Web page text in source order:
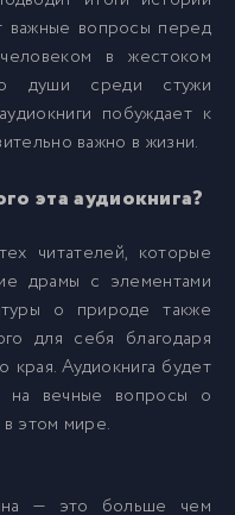
важные вопросы перед
в жестоком
души среди стужи
побуждает к
важно в жизни.
эта аудиокнига?
читателей, которые
драмы с элементами
о природе также
для себя благодаря
Аудиокнига будет
на вечные вопросы о
этом мире.
— это больше чем